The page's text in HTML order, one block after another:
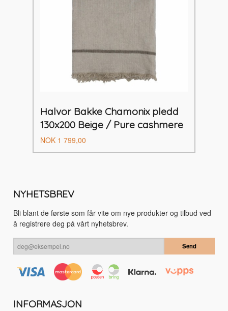
Halvor Bakke Chamonix pledd
130x200 Beige / Pure cashmere
Pris
NOK 1 799,00
NYHETSBREV
Bli blant de første som får vite om nye produkter og tilbud ved
å registrere deg på vårt nyhetsbrev.
INFORMASJON